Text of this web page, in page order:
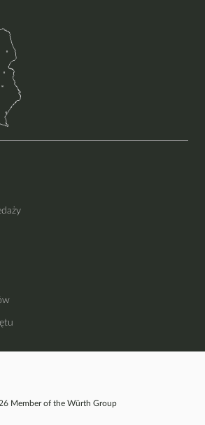
Member of the Würth Group